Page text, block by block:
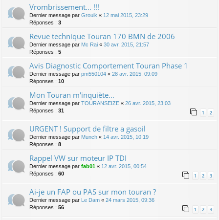
Vrombrissement... !!!
Dernier message par Grouik « 12 mai 2015, 23:29
Réponses : 3
Revue technique Touran 170 BMN de 2006
Dernier message par Mc Rai « 30 avr. 2015, 21:57
Réponses : 5
Avis Diagnostic Comportement Touran Phase 1
Dernier message par pm550104 « 28 avr. 2015, 09:09
Réponses : 10
Mon Touran m'inquiète...
Dernier message par TOURANSEIZE « 26 avr. 2015, 23:03
Réponses : 31 1 2
URGENT ! Support de filtre a gasoil
Dernier message par Munch « 14 avr. 2015, 10:19
Réponses : 8
Rappel VW sur moteur IP TDI
Dernier message par fab01 « 12 avr. 2015, 00:54
Réponses : 60 1 2 3
Ai-je un FAP ou PAS sur mon touran ?
Dernier message par Le Dam « 24 mars 2015, 09:36
Réponses : 56 1 2 3